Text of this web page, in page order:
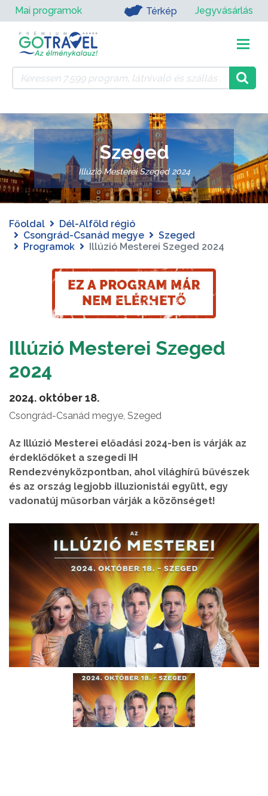
Mai programok Térkép Jegyvásárlás
Szeged
Illúzió Mesterei Szeged 2024
Főoldal
Dél-Alföld régió
Csongrád-Csanád megye
Szeged
Programok
Illúzió Mesterei Szeged 2024
Illúzió Mesterei Szeged
2024
2024. október 18.
Csongrád-Csanád megye, Szeged
Az Illúzió Mesterei előadási 2024-ben is várják az
érdeklődőket a szegedi IH
Rendezvényközpontban, ahol világhírű bűvészek
és az ország legjobb illuzionistái együtt, egy
vadonatúj műsorban várják a közönséget!